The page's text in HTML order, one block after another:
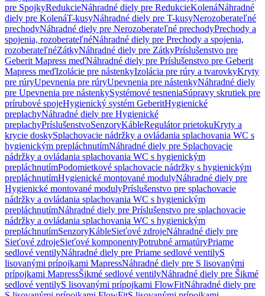
pre SpojkyRedukcieNáhradné diely pre RedukcieKolenáNáhradné
diely pre KolenáT-kusyNáhradné diely pre T-kusyNerozoberateľné
prechodyNáhradné diely pre Nerozoberateľné prechodyPrechody a
spojenia, rozoberateľnéNáhradné diely pre Prechody a spojenia,
rozoberateľnéZátkyNáhradné diely pre ZátkyPríslušenstvo pre
Geberit Mapress meďNáhradné diely pre Príslušenstvo pre Geberit
Mapress meďIzolácie pre nástenkyIzolácia pre rúry a tvarovkyKryty
pre rúryUpevnenia pre rúryUpevnenia pre nástenkyNáhradné diely
pre Upevnenia pre nástenkySystémové tesneniaSúpravy skrutiek pre
prírubové spojeHygienický systém GeberitHygienické
preplachyNáhradné diely pre Hygienické
preplachyPríslušenstvoSenzoryKábleRegulátor prietokuKryty a
krycie doskySplachovacie nádržky a ovládania splachovania WC s
hygienickým prepláchnutímNáhradné diely pre Splachovacie
nádržky a ovládania splachovania WC s hygienickým
prepláchnutímPodomietkové splachovacie nádržky s hygienickým
prepláchnutímHygienické montované modulyNáhradné diely pre
Hygienické montované modulyPríslušenstvo pre splachovacie
nádržky a ovládania splachovania WC s hygienickým
prepláchnutímNáhradné diely pre Príslušenstvo pre splachovacie
nádržky a ovládania splachovania WC s hygienickým
prepláchnutímSenzoryKábleSieťové zdrojeNáhradné diely pre
Sieťové zdrojeSieťové komponentyPotrubné armatúryPriame
sedlové ventilyNáhradné diely pre Priame sedlové ventilyS
lisovanými prípojkami MapressNáhradné diely pre S lisovanými
prípojkami MapressŠikmé sedlové ventilyNáhradné diely pre Šikmé
sedlové ventilyS lisovanými prípojkami FlowFitNáhradné diely pre